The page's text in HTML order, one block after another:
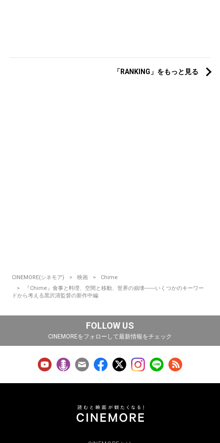
「RANKING」をもっと見る
CINEMORE(シネモア) 映画
Chime
『Chime』食事と料理、空間と移動、世界の崩壊――いくつかのキーワー
ドから考える黒沢清監督の新作中編
FOLLOW US
CINEMOREをフォローして最新情報をチェック